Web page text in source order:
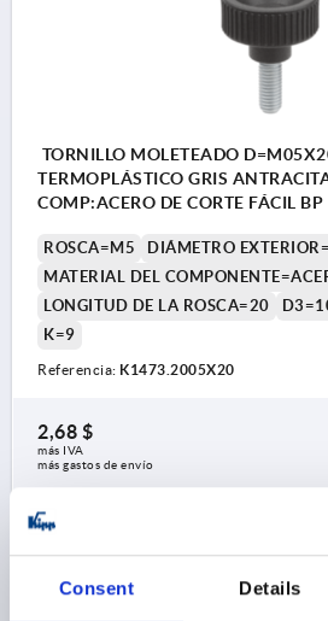
Consent Details
TORNILLO MOLETEADO
TERMOPLÁSTICO GRIS
COMP:ACERO DE CORTE FÁCIL
ROSCA=M5
DIÁMETRO
MATERIAL DEL
LONGITUD DE LA ROSCA=20
K=9
Referencia: K1473.2005X20
2,68 $
más IVA
más gastos de envío
K1473